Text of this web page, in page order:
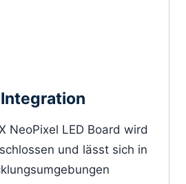
NeoPixel LED Board wird
und lässt sich in